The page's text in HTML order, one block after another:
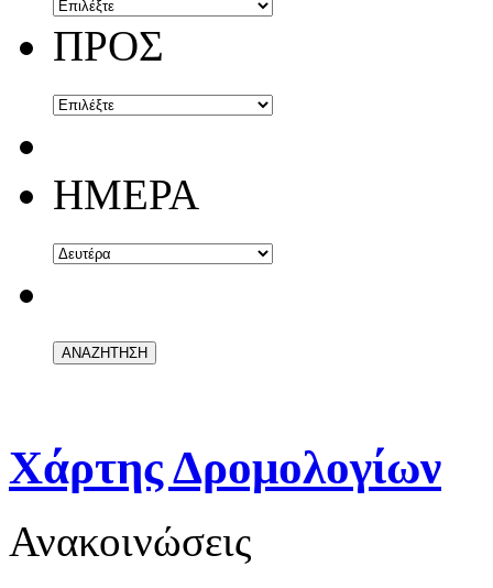
ΠΡΟΣ
ΗΜΕΡΑ
Χάρτης Δρομολογίων
Ανακοινώσεις